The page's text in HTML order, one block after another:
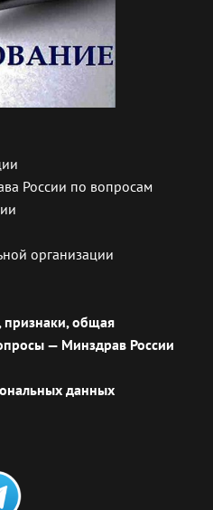
России по вопросам
организации
общая
— Минздрав России
данных